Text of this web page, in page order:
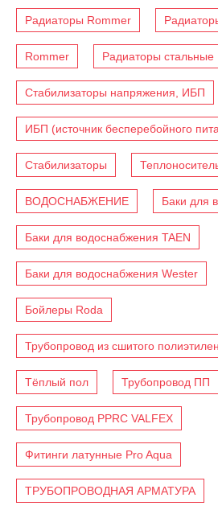
Радиаторы Rommer
Rommer Радиаторы стальные
Стабилизаторы напряжения, ИБП
ИБП (источник бесперебойного
Стабилизаторы
ВОДОСНАБЖЕНИЕ Баки для
Баки для водоснабжения TAEN
Баки для водоснабжения Wester
Бойлеры Roda
Трубопровод из сшитого
Тёплый пол Трубопровод ПП
Трубопровод PPRC VALFEX
Фитинги латунные Pro Aqua
ТРУБОПРОВОДНАЯ АРМАТУРА